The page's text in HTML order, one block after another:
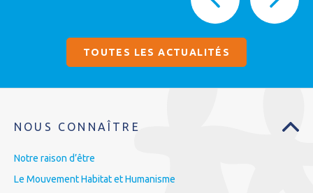
TOUTES LES ACTUALITÉS
NOUS CONNAÎTRE
Notre raison d’être
Le Mouvement Habitat et Humanisme